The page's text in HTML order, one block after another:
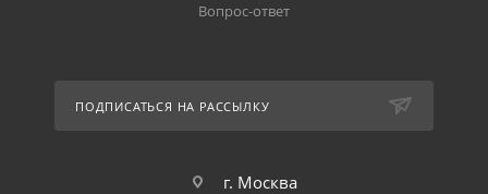
Вопрос-ответ
ПОДПИСАТЬСЯ НА РАССЫЛКУ
г. Москва